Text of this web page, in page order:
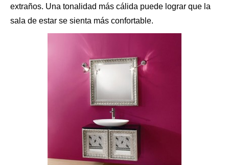
extraños. Una tonalidad más cálida puede lograr que la
sala de estar se sienta más confortable.